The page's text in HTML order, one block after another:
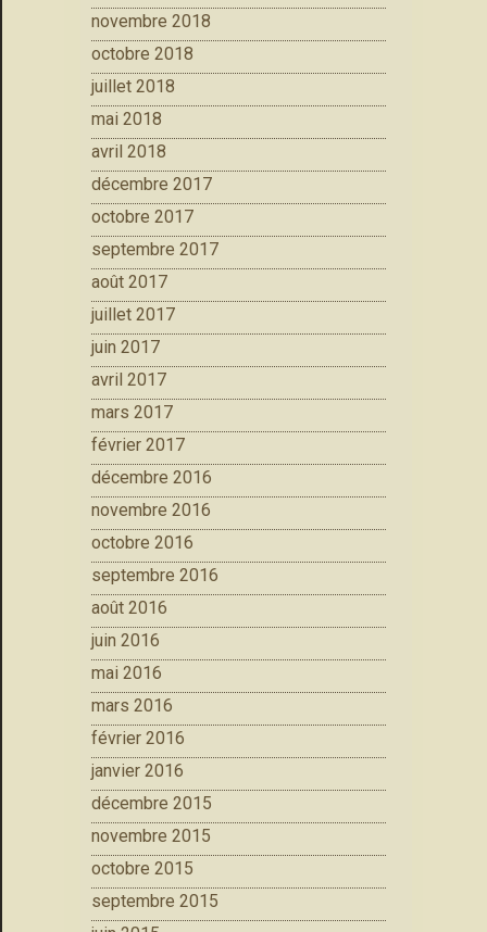
novembre 2018
octobre 2018
juillet 2018
mai 2018
avril 2018
décembre 2017
octobre 2017
septembre 2017
août 2017
juillet 2017
juin 2017
avril 2017
mars 2017
février 2017
décembre 2016
novembre 2016
octobre 2016
septembre 2016
août 2016
juin 2016
mai 2016
mars 2016
février 2016
janvier 2016
décembre 2015
novembre 2015
octobre 2015
septembre 2015